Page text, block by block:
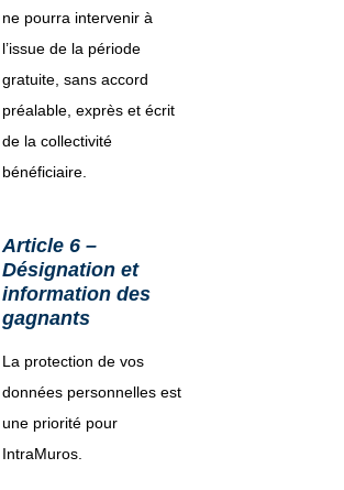
ne pourra intervenir à
l’issue de la période
gratuite, sans accord
préalable, exprès et écrit
de la collectivité
bénéficiaire.
Article 6 –
Désignation et
information des
gagnants
La protection de vos
données personnelles est
une priorité pour
IntraMuros.